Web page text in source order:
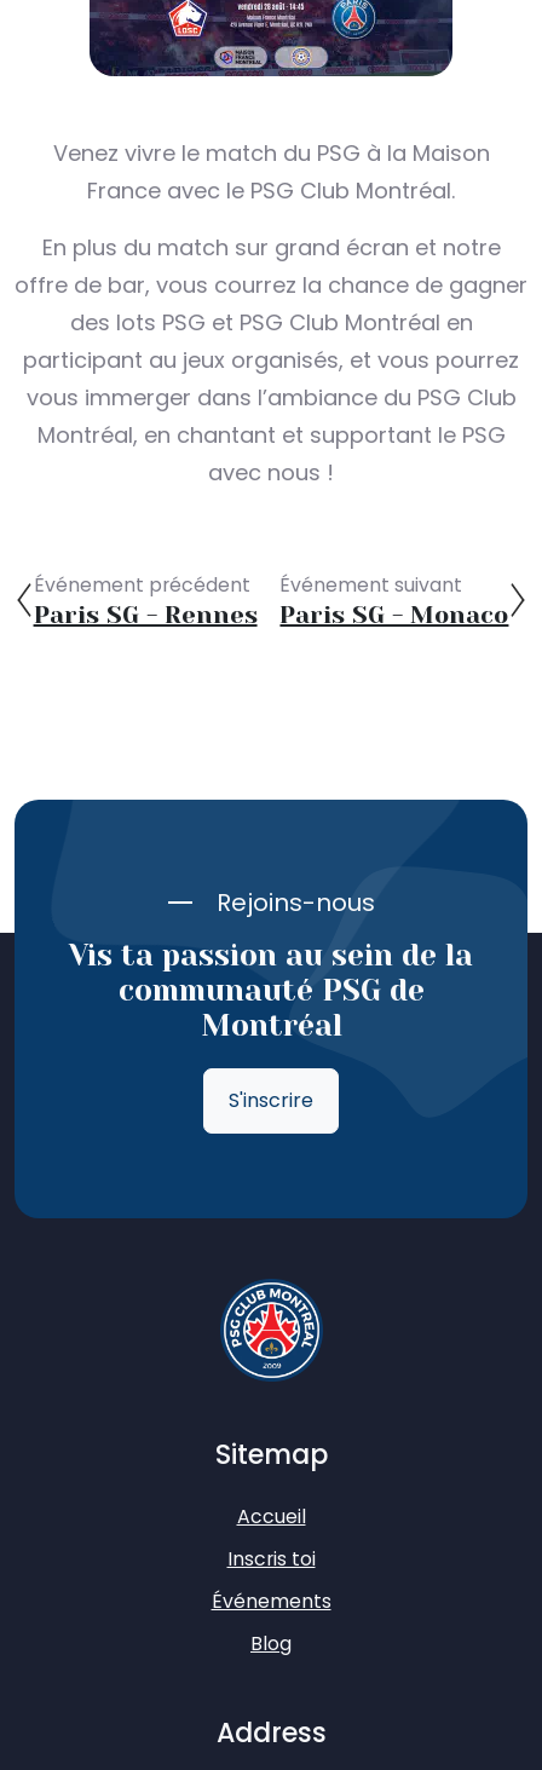
Venez vivre le match du PSG à la Maison
France avec le PSG Club Montréal.
En plus du match sur grand écran et notre
offre de bar, vous courrez la chance de gagner
des lots PSG et PSG Club Montréal en
participant au jeux organisés, et vous pourrez
vous immerger dans l’ambiance du PSG Club
Montréal, en chantant et supportant le PSG
avec nous !
Événement précédent
Paris SG - Rennes
Événement suivant
Paris SG - Monaco
Rejoins-nous
Vis ta passion au sein de la
communauté PSG de
Montréal
S'inscrire
Sitemap
Accueil
Inscris toi
Événements
Blog
Address